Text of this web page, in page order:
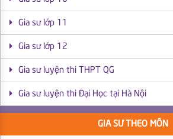
Gia sư lớp 11
Gia sư lớp 12
Gia sư luyện thi THPT QG
Gia sư luyện thi Đại Học tại Hà Nội
GIA SƯ THEO MÔN